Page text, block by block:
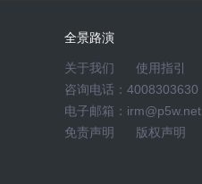
全景路演
关于我们 使用指引
咨询电话：4008303630
电子邮箱：irm@p5w.net
免责声明
版权声明